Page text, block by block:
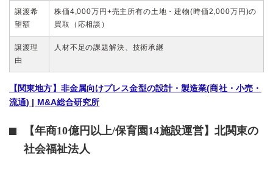
譲渡希
望額
株価4,000万円+売主所有の土地・建物(時価2,000万円)の
買取（応相談）
譲渡理
由
人材不足の課題解決、技術承継
【関東地方】非金属向けプレス金型の設計・製造業(商社・小売・
流通) | M&A総合研究所
【年商10億円以上/保育園14施設運営】北関東の
社会福祉法人